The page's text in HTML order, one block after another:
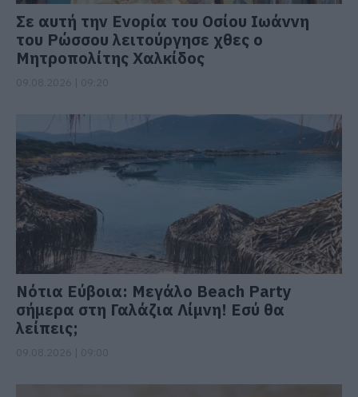
Σε αυτή την Ενορία του Οσίου Ιωάννη
του Ρώσσου λειτούργησε χθες ο
Μητροπολίτης Χαλκίδος
Νότια Εύβοια: Μεγάλο Beach Party
σήμερα στη Γαλάζια Λίμνη! Εσύ θα
λείπεις;